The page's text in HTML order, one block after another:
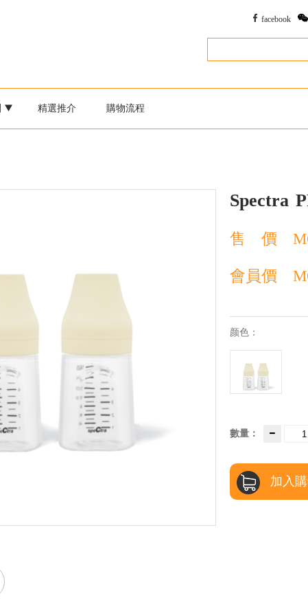
facebook
精選推介 購物流程
Spectra
售 價
會員價
颜色：
數量：
加入